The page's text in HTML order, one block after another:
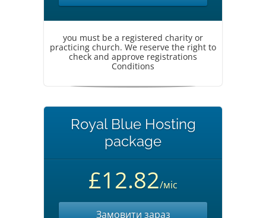
you must be a registered charity or
practicing church. We reserve the right to
check and approve registrations
Conditions
Royal Blue Hosting
package
£12.82/міс
Замовити зараз